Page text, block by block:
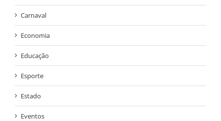
Carnaval
Economia
Educação
Esporte
Estado
Eventos